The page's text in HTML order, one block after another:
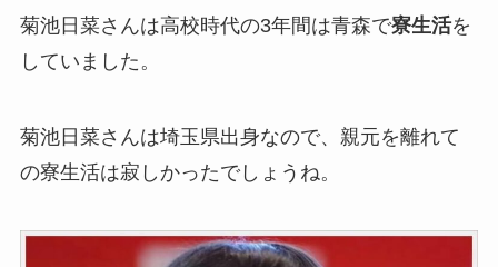
菊池日菜さんは高校時代の3年間は青森で寮生活を
していました。
菊池日菜さんは埼玉県出身なので、親元を離れて
の寮生活は寂しかったでしょうね。